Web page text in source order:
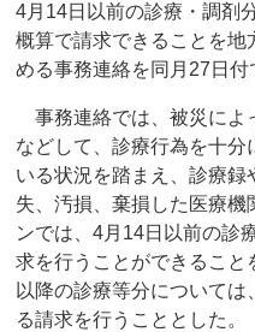
4月14日以前の診療・調剤
概算で請求できることを
める事務連絡を同月27日付
事務連絡では、被災によ
などして、診療行為を十分
いる状況を踏まえ、診療
失、汚損、棄損した医療機
ンでは、4月14日以前の診
求を行うことができること
以降の診療等分について
る請求を行うこととした。